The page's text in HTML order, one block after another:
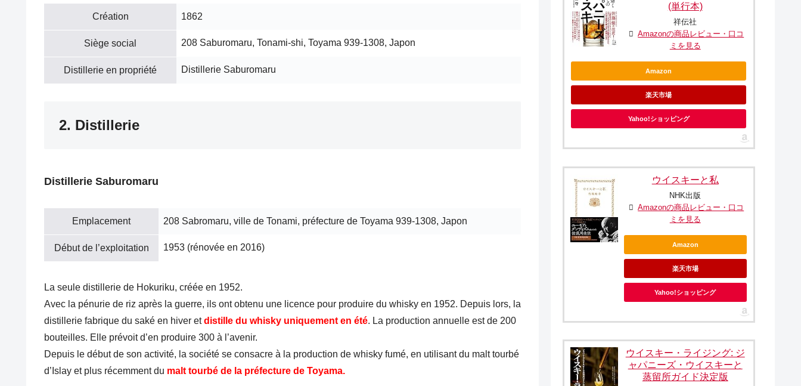
Création 1862
Siège social 208 Saburomaru, Tonami-shi, Toyama 939-1308, Japon
Distillerie en propriété Distillerie Saburomaru
2. Distillerie
Distillerie Saburomaru
Emplacement 208 Sabromaru, ville de Tonami, préfecture de Toyama 939-1308, Japon
Début de l’exploitation 1953 (rénovée en 2016)
La seule distillerie de Hokuriku, créée en 1952.
Avec la pénurie de riz après la guerre, ils ont obtenu une licence pour produire du whisky en 1952. Depuis lors, la
distillerie fabrique du saké en hiver etdistille du whisky uniquement en été. La production annuelle est de 200
bouteilles. Elle prévoit d’en produire 300 à l’avenir.
Depuis le début de son activité, la société se consacre à la production de whisky fumé, en utilisant du malt tourbé
d’Islay et plus récemment du malt tourbé de la préfecture de Toyama.
(単行本)
祥伝社
Amazonの商品レビュー・口コ
ミを見る
Amazon
楽天市場
Yahoo!ショッピング
ウイスキーと私
NHK出版
Amazonの商品レビュー・口コ
ミを見る
Amazon
楽天市場
Yahoo!ショッピング
ウイスキー・ライジング: ジ
ャパニーズ・ウイスキーと
蒸留所ガイド決定版